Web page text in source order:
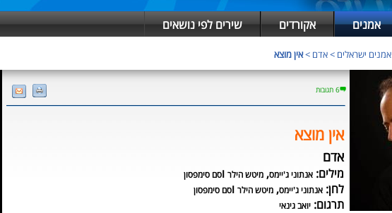
אמנים אקורדים שירים לפי נושאים
אמנים ישראלים >אדם >אין מוצא
6 תגובות
אין מוצא
אדם
מילים: אנתוני ג'יימס, מיטש הילר וסם סימפסון
לחן: אנתוני ג'יימס, מיטש הילר וסם סימפסון
תרגום: יואב גינאי